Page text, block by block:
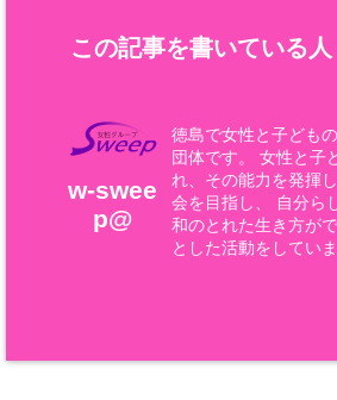
この記事を書いている人
w-swee
p@
徳島で女性と子ども
団体です。 女性と子
れ、その能力を発揮
会を目指し、 自分ら
和のとれた生き方が
とした活動をしていま